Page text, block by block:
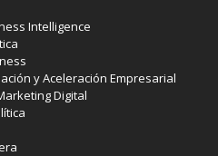
Intelligence
y Aceleración Empresarial
Digital